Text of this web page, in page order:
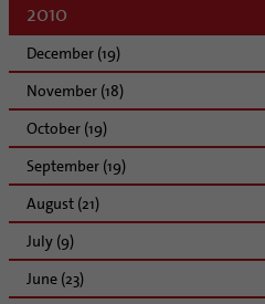
2010
December (19)
November (18)
October (19)
September (19)
August (21)
July (9)
June (23)